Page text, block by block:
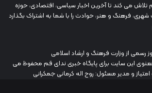
تلاش می کند تا آخرین اخبار سیاسی، اقتصادی، حوزه
فرهنگ و هنر، حوادث را با شما به اشتراک بگذارد
رسمی از وزارت فرهنگ و ارشاد اسلامی
این سایت برای پایگاه خبری ندای قم محفوظ می
و مدیر مسئول: روح اله کرمانی جمکرانی